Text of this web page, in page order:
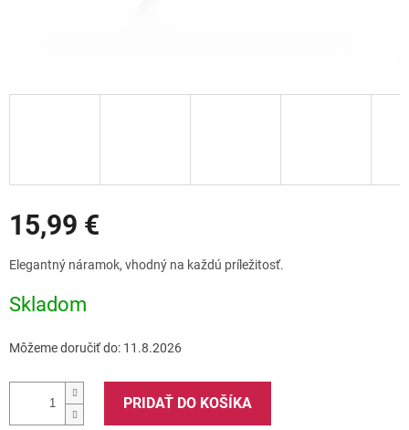
15,99 €
cena:
Elegantný náramok, vhodný na každú príležitosť.
Skladom
Môžeme doručiť do: 11.8.2026
PRIDAŤ DO KOŠÍKA